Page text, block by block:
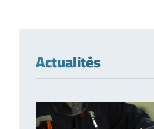
Actualités